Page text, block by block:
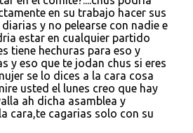
en su trabajo hacer sus
y no pelearse con nadie e
estar en cualquier partido
tiene hechuras para eso y
y eso que te jodan chus si eres
se lo dices a la cara cosa
usted el lunes creo que hay
ah dicha asamblea y
cara,te cagarias solo con su